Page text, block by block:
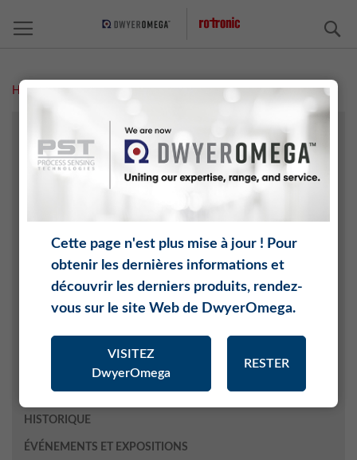
Home Historique
A PROPOS DE ROTRONIC
MÉDIAS
Archives des nouvelles
CARRIÈRE
Conseil de surveillance
Direction
Assurance Qualité
HISTORIQUE
ÉVÉNEMENTS ET EXPOSITIONS
Cette page n'est plus mise à jour ! Pour
obtenir les dernières informations et
découvrir les derniers produits, rendez-
vous sur le site Web de DwyerOmega.
VISITEZ
DwyerOmega
RESTER